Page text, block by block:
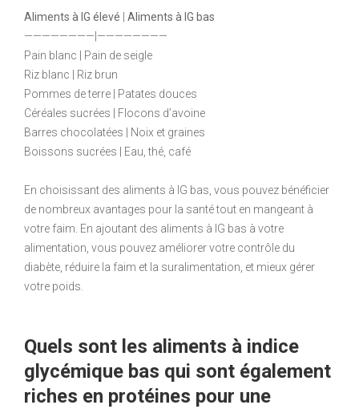
Aliments à IG élevé
Aliments à IG bas
————————|————————
Pain blanc | Pain de seigle
Riz blanc | Riz brun
Pommes de terre | Patates douces
Céréales sucrées | Flocons d’avoine
Barres chocolatées | Noix et graines
Boissons sucrées | Eau, thé, café
En choisissant des aliments à IG bas, vous pouvez bénéficier
de nombreux avantages pour la santé tout en mangeant à
votre faim. En ajoutant des aliments à IG bas à votre
alimentation, vous pouvez améliorer votre contrôle du
diabète, réduire la faim et la suralimentation, et mieux gérer
votre poids.
Quels sont les aliments à indice
glycémique bas qui sont également
riches en protéines pour une